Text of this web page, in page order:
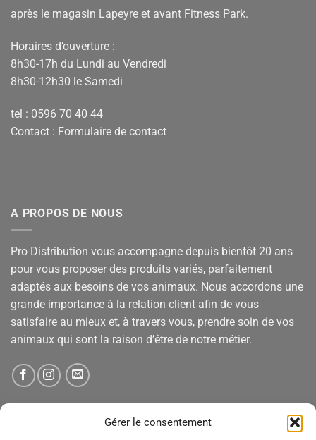
Gérer le consentement
après le magasin Lapeyre et avant Fitness Park.
Horaires d’ouverture :
8h30-17h du Lundi au Vendredi
8h30-12h30 le Samedi
tel : 0596 70 40 44
Contact : Formulaire de contact
A PROPOS DE NOUS
Pro Distribution vous accompagne depuis bientôt 20 ans
pour vous proposer des produits variés, parfaitement
adaptés aux besoins de vos animaux. Nous accordons une
grande importance à la relation client afin de vous
satisfaire au mieux et, à travers vous, prendre soin de vos
animaux qui sont la raison d’être de notre métier.